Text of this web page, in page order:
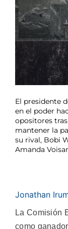
El presidente
en el poder
opositores
mantener la
su rival, Bobi
Amanda
Jonathan
La Comisión
como